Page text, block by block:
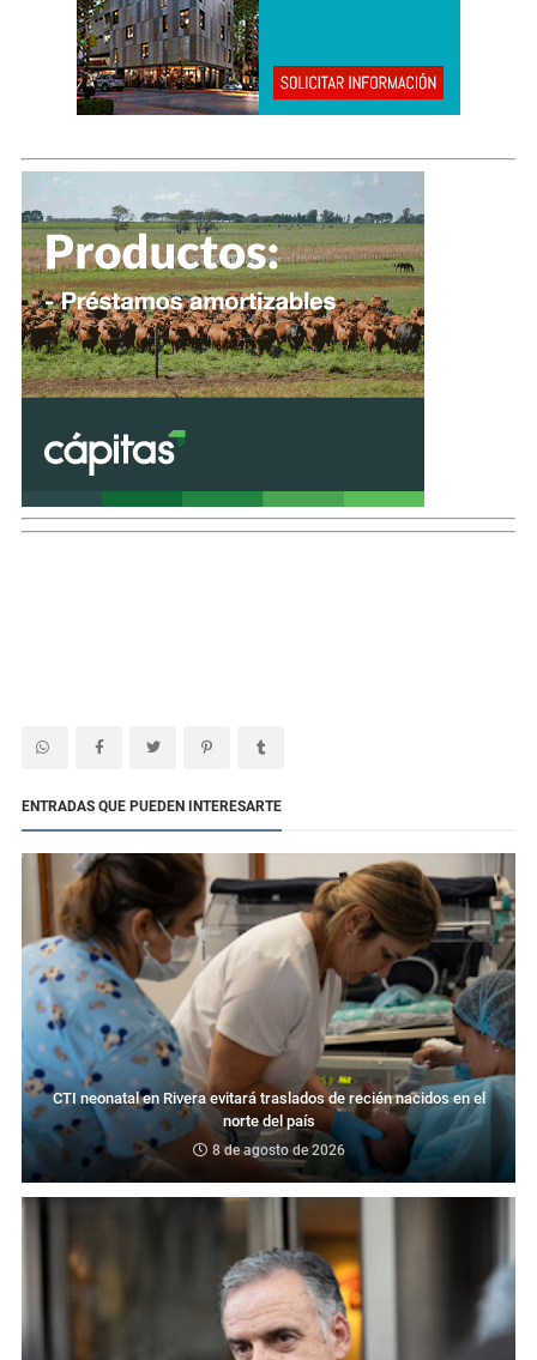
ENTRADAS QUE PUEDEN INTERESARTE
CTI neonatal en Rivera evitará traslados de recién nacidos en el
norte del país
8 de agosto de 2026